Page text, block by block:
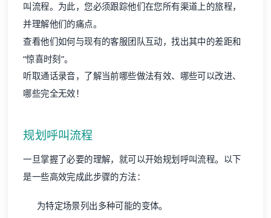
叫流程。为此，您必须跟踪他们在您所有渠道上的旅程，
并理解他们的痛点。
查看他们如何与现有的客服团队互动，找出其中的差距和
“惊喜时刻”。
听取通话录音，了解当前哪些做法有效、哪些可以改进、
哪些完全无效！
规划呼叫流程
一旦掌握了必要的理解，就可以开始规划呼叫流程。以下
是一些高效完成此步骤的方法：
为特定场景列出多种可能的变体。